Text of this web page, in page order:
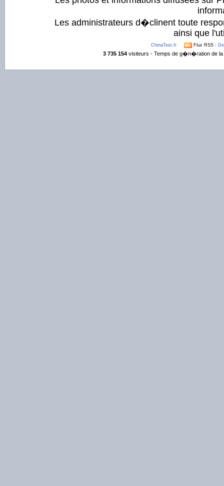
Les administrateurs d�clinent toute
ainsi que
ChinaTest.fr Flux RSS :
3 735 154visiteurs - Temps de g�n�ration de